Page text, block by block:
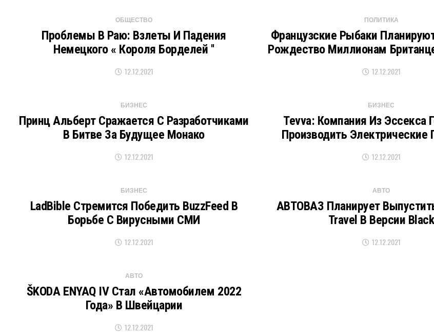
ОБЩЕСТВО
Проблемы В Раю: Взлеты И Падения
Немецкого « Короля Борделей ''
12.12.2021
ПОЛИТИКА
Французские Рыбаки
Рождество Миллионам
12.12.2021
БИЗНЕС
Принц Альберт Сражается С Разработчиками
В Битве За Будущее Монако
12.12.2021
БИЗНЕС
Tevva: Компания Из Эссекса
Производить Электрические
12.12.2021
БИЗНЕС
LadBible Стремится Победить BuzzFeed В
Борьбе С Вирусными СМИ
12.12.2021
АВТО
АВТОВАЗ Планирует
Travel В Версии Black
12.12.2021
АВТО
ŠKODA ENYAQ IV Стал «Автомобилем 2022
Года» В Швейцарии
12.12.2021